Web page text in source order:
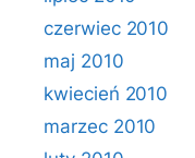
czerwiec 2010
maj 2010
kwiecień 2010
marzec 2010